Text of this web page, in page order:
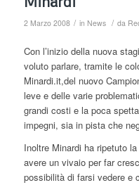
2 Marzo 2008 / in News / da
Con l’inizio della nuova
voluto parlare, tramite le
Minardi.it,del nuovo
leve e delle varie
grandi costi e la poca
impegni, sia in pista che
Inoltre Minardi ha ripetuto
avere un vivaio per far
possibilità di farsi vedere e